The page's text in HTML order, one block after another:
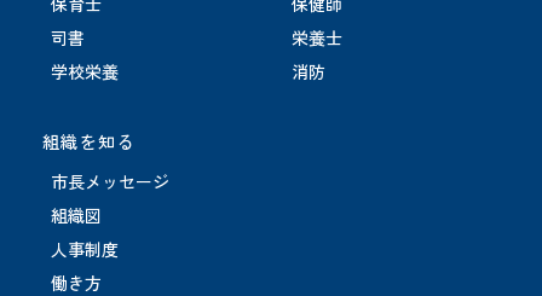
組織を知る
市長メッセージ
組織図
人事制度
働き方
司書
栄養士
学校栄養
消防